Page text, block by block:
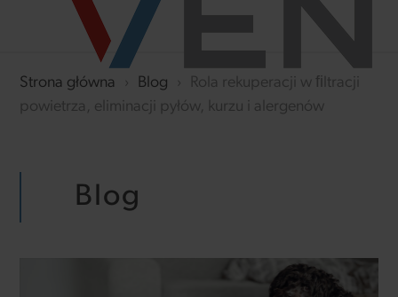
Strona główna › Blog ›
Rola rekuperacji w ﬁltracji
powietrza, eliminacji pyłów, kurzu i alergenów
Blog